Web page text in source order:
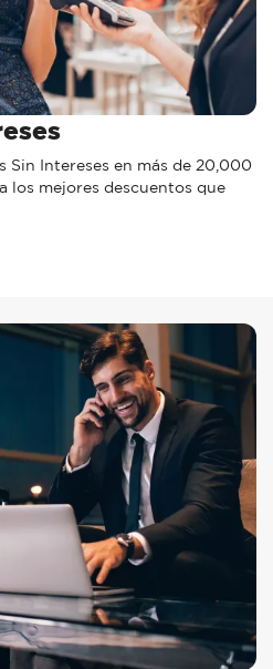
Sin Intereses en más de 20,000
los mejores descuentos que